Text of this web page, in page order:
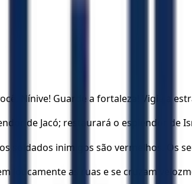
Nínive! Guarde a fortaleza! Vigie a
de Jacó; restaurará o esplendor
soldados inimigos são vermelhos. Os
loucamente as ruas e se cruzam